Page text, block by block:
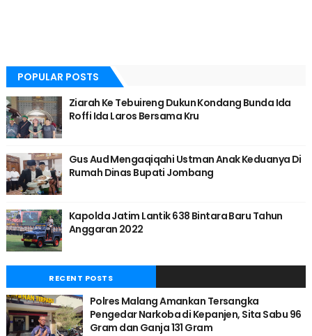
POPULAR POSTS
Ziarah Ke Tebuireng Dukun Kondang Bunda Ida
Roffi Ida Laros Bersama Kru
Gus Aud Mengaqiqahi Ustman Anak Keduanya Di
Rumah Dinas Bupati Jombang
Kapolda Jatim Lantik 638 Bintara Baru Tahun
Anggaran 2022
RECENT POSTS
Polres Malang Amankan Tersangka
Pengedar Narkoba di Kepanjen, Sita Sabu 96
Gram dan Ganja 131 Gram